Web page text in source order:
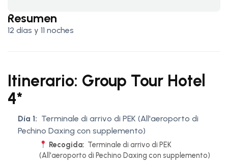
Resumen
12 días y 11 noches
Itinerario: Group Tour Hotel
4*
Día 1: Terminale di arrivo di PEK (All'aeroporto di
Pechino Daxing con supplemento)
Recogida: Terminale di arrivo di PEK
(All'aeroporto di Pechino Daxing con supplemento)